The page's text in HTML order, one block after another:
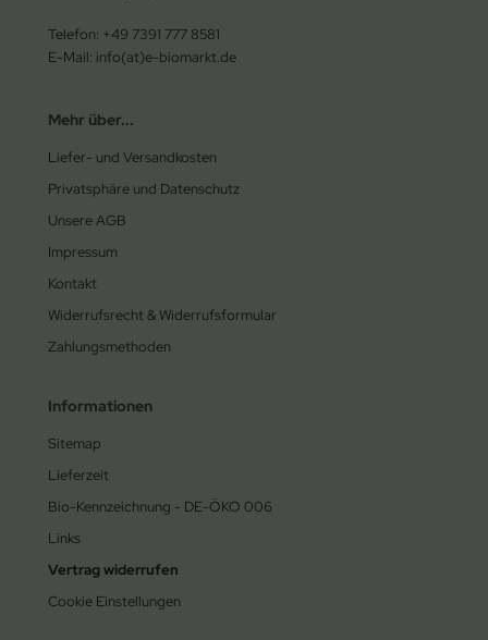
Telefon: +49 7391 777 8581
E-Mail: info(at)e-biomarkt.de
Mehr über...
Liefer- und Versandkosten
Privatsphäre und Datenschutz
Unsere AGB
Impressum
Kontakt
Widerrufsrecht & Widerrufsformular
Zahlungsmethoden
Informationen
Sitemap
Lieferzeit
Bio-Kennzeichnung - DE-ÖKO 006
Links
Vertrag widerrufen
Cookie Einstellungen